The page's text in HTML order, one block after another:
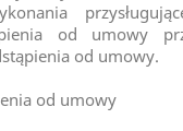
od umowy
od umowy.
od umowy